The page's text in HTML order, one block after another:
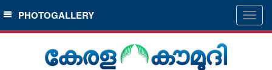
SECTIONS
HOME
PHOTOGALLERY